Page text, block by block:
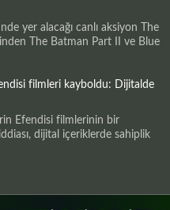
yer alacağı canlı aksiyon The
The Batman Part II ve Blue
filmleri kayboldu: Dijitalde
Efendisi filmlerinin bir
dijital içeriklerde sahiplik